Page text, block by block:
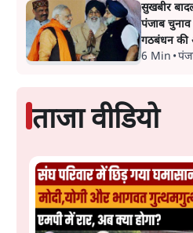
सुखबीर
पंजाब
गठबंधन
6 Min •
ताजा वीडियो